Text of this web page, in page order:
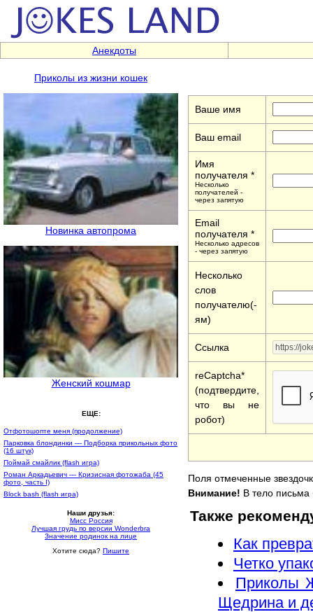
Анекдоты
Приколы из жизни кошек
Новинка автопрома
Женский кошмар
ЕЩЕ:
Отфотошопте меня (продолжение)
Парковка блондинки — Подборка прикольных фото
(16 штук)
Поймай смайлик (flash игра)
Роман Аркадьевич — Кризисная фотожаба (45
фото, часть I)
Block bash (flash игра)
Наши друзья:
Мисс Россия
Лучшая грудь по версии Wonderbra
Значение родинок на лице
Хотите сюда? Пишите
Ваше имя
Ваш email
Имя
получателя *
Несколько
получателей -
через запятую
Email
получателя *
Несколько адресов
- через запятую
Несколько
слов
получателю(-
ям)
Ссылка
reCaptcha*
(подтвердите,
что вы не
робот)
Поля отмеченные
Внимание! В тело письма
Также
Как
Четко
Приколы
Щедрина и